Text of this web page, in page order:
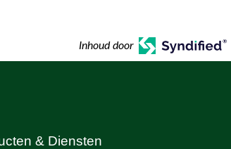
Inhoud door
& Diensten